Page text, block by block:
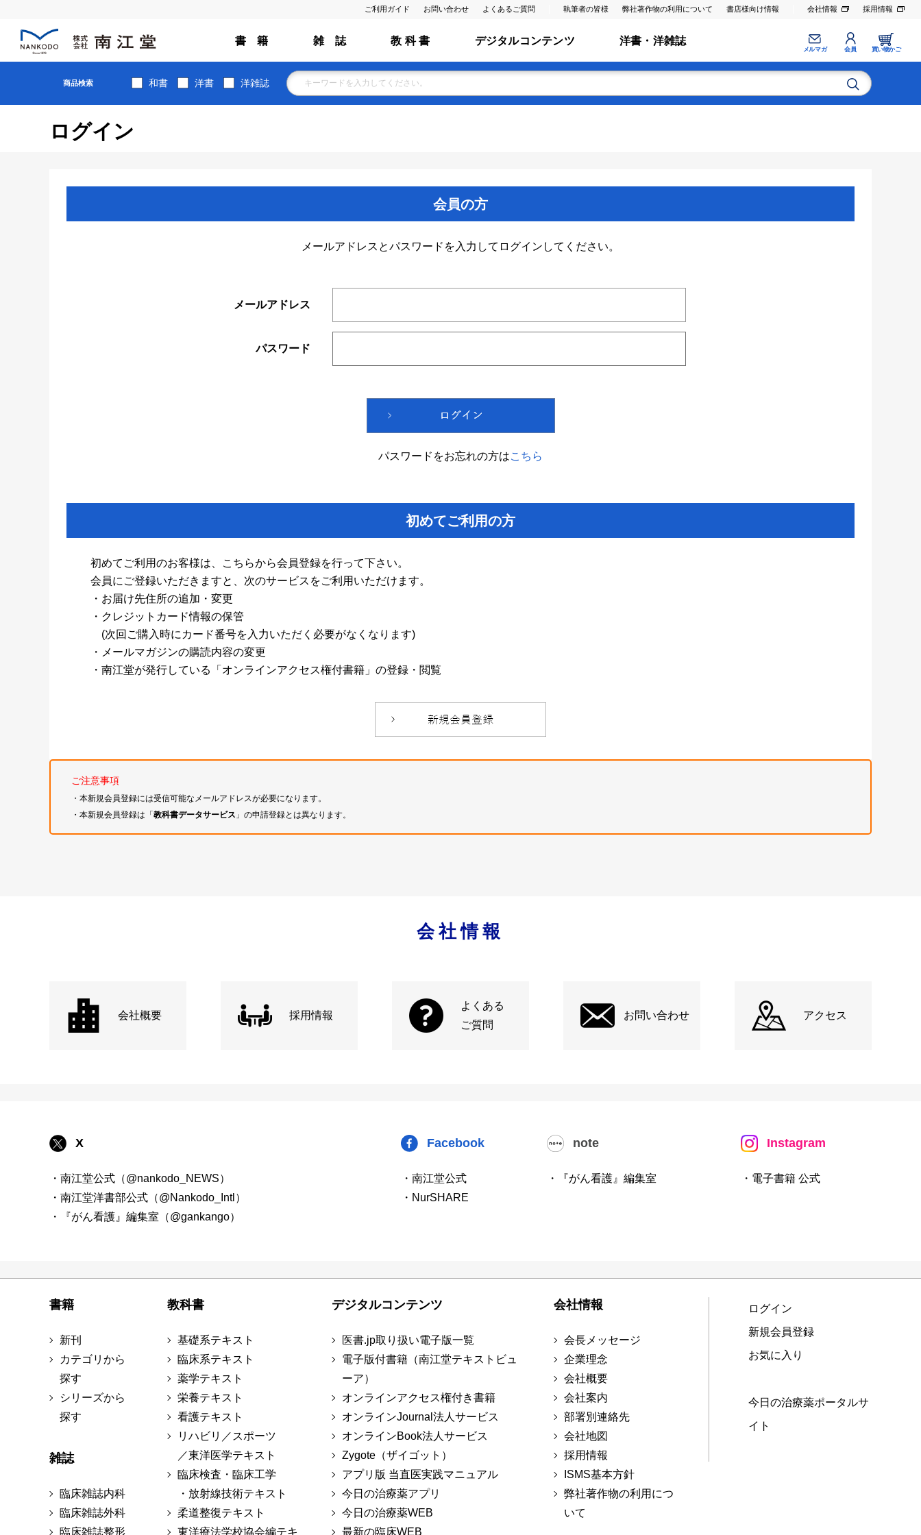
ご利用ガイド お問い合わせ よくあるご質問 執筆者の皆様 弊社著作物の利用について 書店様向け情報 会社情報 採用情報
書 籍 雑 誌 教 科 書 デジタルコンテンツ 洋書・洋雑誌
メルマガ 会員 買い物かご
商品検索 和書 洋書 洋雑誌
ログイン
会員の方
メールアドレスとパスワードを入力してログインしてください。
メールアドレス
パスワード
パスワードをお忘れの方はこちら
初めてご利用の方
初めてご利用のお客様は、こちらから会員登録を行って下さい。
会員にご登録いただきますと、次のサービスをご利用いただけます。
・お届け先住所の追加・変更
・クレジットカード情報の保管
(次回ご購入時にカード番号を入力いただく必要がなくなります)
・メールマガジンの購読内容の変更
・南江堂が発行している「オンラインアクセス権付書籍」の登録・閲覧
ご注意事項
・本新規会員登録には受信可能なメールアドレスが必要になります。
・本新規会員登録は「教科書データサービス 」の申請登録とは異なります。
会社情報
会社概要 採用情報
よくある
ご質問
お問い合わせ アクセス
X
・南江堂公式（@nankodo_NEWS）
・南江堂洋書部公式（@Nankodo_Intl）
・『がん看護』編集室（@gankango）
Facebook
・南江堂公式
・NurSHARE
note
・『がん看護』編集室
Instagram
・電子書籍 公式
書籍
新刊
カテゴリから
探す
シリーズから
探す
雑誌
臨床雑誌内科
臨床雑誌外科
臨床雑誌整形
教科書
基礎系テキスト
臨床系テキスト
薬学テキスト
栄養テキスト
看護テキスト
リハビリ／スポーツ
／東洋医学テキスト
臨床検査・臨床工学
・放射線技術テキスト
柔道整復テキスト
東洋療法学校協会編テキ
デジタルコンテンツ
医書.jp取り扱い電子版一覧
電子版付書籍（南江堂テキストビュ
ーア）
オンラインアクセス権付き書籍
オンラインJournal法人サービス
オンラインBook法人サービス
Zygote（ザイゴット）
アプリ版 当直医実践マニュアル
今日の治療薬アプリ
今日の治療薬WEB
最新の臨床WEB
会社情報
会長メッセージ
企業理念
会社概要
会社案内
部署別連絡先
会社地図
採用情報
ISMS基本方針
弊社著作物の利用につ
いて
ログイン
新規会員登録
お気に入り
今日の治療薬ポータルサ
イト